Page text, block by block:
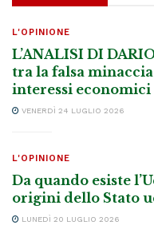
L'OPINIONE
L’ANALISI DI
tra la falsa
interessi economici
VENERDÌ 24 LUGLIO 2026
L'OPINIONE
Da quando esiste
origini dello Stato
LUNEDÌ 20 LUGLIO 2026